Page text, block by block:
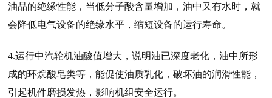
油品的绝缘性能，当低分子酸含量增加，油中又有水时，就
会降低电气设备的绝缘水平，缩短设备的运行寿命。
4.运行中汽轮机油酸值增大，说明油已深度老化，油中所形
成的环烷酸皂类等，能促使油质乳化，破坏油的润滑性能，
引起机件磨损发热，影响机组安全运行。